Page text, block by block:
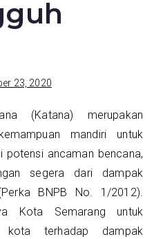
23, 2020
(Katana) merupakan
mandiri untuk
potensi ancaman bencana,
segera dari dampak
BNPB No. 1/2012).
Kota Semarang untuk
kota terhadap dampak